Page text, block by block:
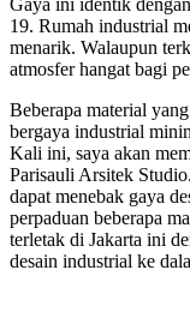
19. Rumah industrial
menarik. Walaupun
atmosfer hangat bagi
Beberapa material
bergaya industrial
Kali ini, saya akan
Parisauli Arsitek
dapat menebak gaya
perpaduan beberapa
terletak di Jakarta ini
desain industrial ke